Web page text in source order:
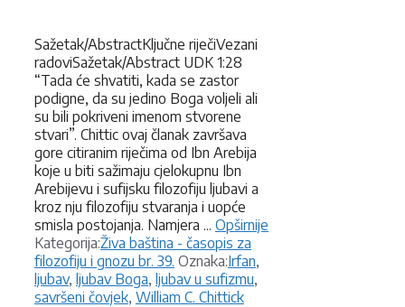
Sažetak/AbstractKljučne riječiVezani
radoviSažetak/Abstract UDK 1:28
“Tada će shvatiti, kada se zastor
podigne, da su jedino Boga voljeli ali
su bili pokriveni imenom stvorene
stvari”. Chittic ovaj članak završava
gore citiranim riječima od Ibn Arebija
koje u biti sažimaju cjelokupnu Ibn
Arebijevu i sufijsku filozofiju ljubavi a
kroz nju filozofiju stvaranja i uopće
smisla postojanja. Namjera ... Opširnije
Kategorija:Kategorije
Živa baština - časopis za
filozofiju i gnozu br. 39. Oznaka:Oznake
Irfan,
ljubav, ljubav Boga, ljubav u sufizmu,
savršeni čovjek, William C. Chittick